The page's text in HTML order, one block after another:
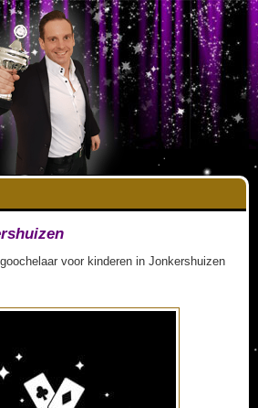
voor kinderen in Jonkershuizen